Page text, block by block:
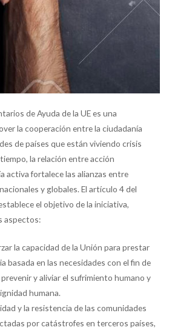
de Ayuda de la UE es una
la cooperación entre la ciudadanía
de países que están viviendo crisis
la relación entre acción
activa fortalece las alianzas entre
y globales. El artículo 4 del
el objetivo de la iniciativa,
aspectos:
la capacidad de la Unión para prestar
basada en las necesidades con el fin de
y aliviar el sufrimiento humano y
humana.
y la resistencia de las comunidades
por catástrofes en terceros países,